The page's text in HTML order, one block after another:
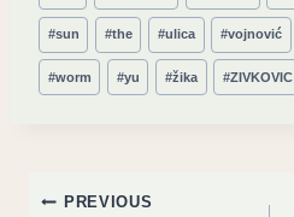
#sun #the #ulica #vojnović
#worm #yu #žika #ZIVKOVIC
Post
PREVIOUS